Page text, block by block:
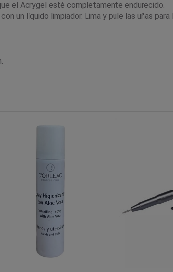
el Acrygel esté completamente endurecido.
un líquido limpiador. Lima y pule las uñas